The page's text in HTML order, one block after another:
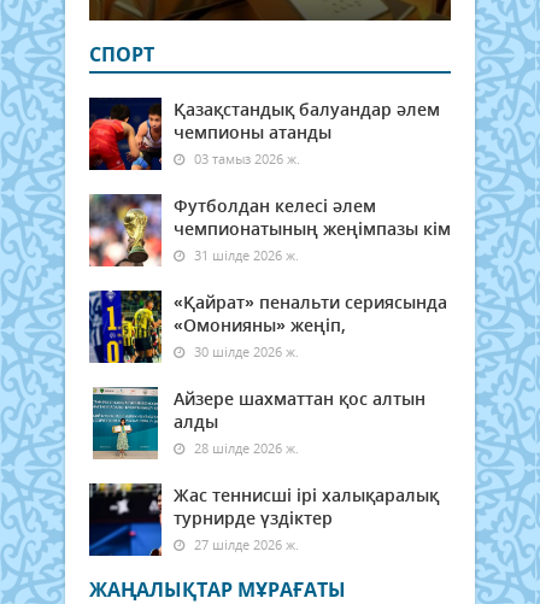
СПОРТ
Қазақстандық балуандар әлем
чемпионы атанды
03 тамыз 2026 ж.
Футболдан келесі әлем
чемпионатының жеңімпазы кім
31 шілде 2026 ж.
«Қайрат» пенальти сериясында
«Омонияны» жеңіп,
30 шілде 2026 ж.
Айзере шахматтан қос алтын
алды
28 шілде 2026 ж.
Жас теннисші ірі халықаралық
турнирде үздіктер
27 шілде 2026 ж.
ЖАҢАЛЫҚТАР МҰРАҒАТЫ